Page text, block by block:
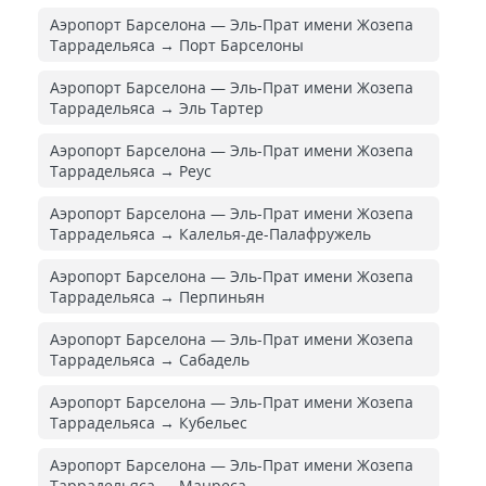
Аэропорт Барселона — Эль-Прат имени Жозепа
Таррадельяса → Порт Барселоны
Аэропорт Барселона — Эль-Прат имени Жозепа
Таррадельяса → Эль Тартер
Аэропорт Барселона — Эль-Прат имени Жозепа
Таррадельяса → Реус
Аэропорт Барселона — Эль-Прат имени Жозепа
Таррадельяса → Калелья-де-Палафружель
Аэропорт Барселона — Эль-Прат имени Жозепа
Таррадельяса → Перпиньян
Аэропорт Барселона — Эль-Прат имени Жозепа
Таррадельяса → Сабадель
Аэропорт Барселона — Эль-Прат имени Жозепа
Таррадельяса → Кубельес
Аэропорт Барселона — Эль-Прат имени Жозепа